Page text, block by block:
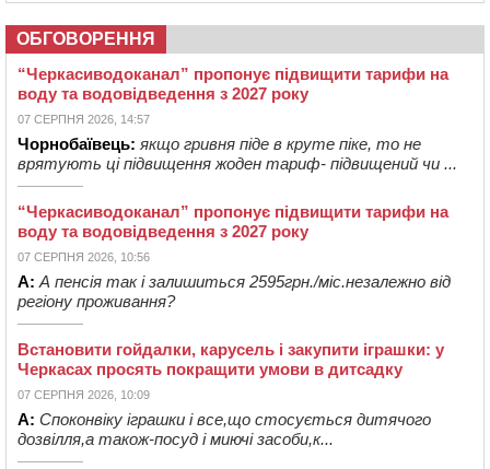
ОБГОВОРЕННЯ
“Черкасиводоканал” пропонує підвищити тарифи на
воду та водовідведення з 2027 року
07 СЕРПНЯ 2026, 14:57
Чорнобаївець: якщо гривня піде в круте піке, то не
врятують ці підвищення жоден тариф- підвищений чи ...
“Черкасиводоканал” пропонує підвищити тарифи на
воду та водовідведення з 2027 року
07 СЕРПНЯ 2026, 10:56
А: А пенсія так і залишиться 2595грн./міс.незалежно від
регіону проживання?
Встановити гойдалки, карусель і закупити іграшки: у
Черкасах просять покращити умови в дитсадку
07 СЕРПНЯ 2026, 10:09
А: Споконвіку іграшки і все,що стосується дитячого
дозвілля,а також-посуд і миючі засоби,к...